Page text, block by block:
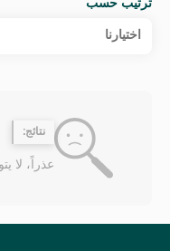
ترتيب حسب
اختيارنا
نتائج:
عذراً، لا